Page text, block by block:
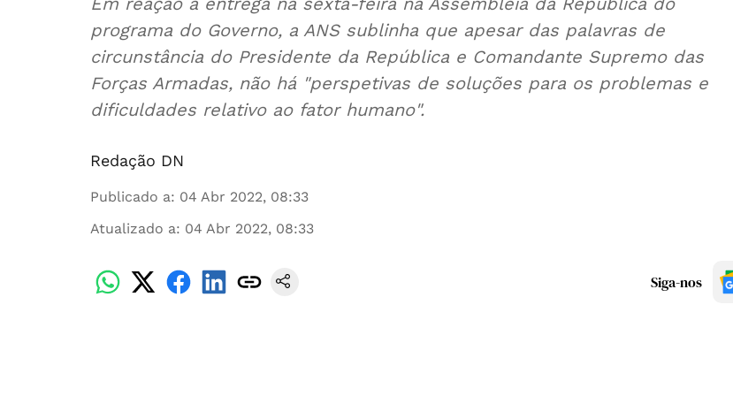
programa do Governo, a ANS sublinha que apesar das palavras de
circunstância do Presidente da República e Comandante Supremo das
Forças Armadas, não há "perspetivas de soluções para os problemas e
dificuldades relativo ao fator humano".
Redação DN
Publicado a: 04 Abr 2022, 08:33
Atualizado a: 04 Abr 2022, 08:33
Siga-nos